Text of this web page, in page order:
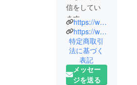
信をしてい
ます。
https://www.youtube.com/channel/UCHyRBZJG3IEmggfNXwnRDeQ
https://www.facebook.com/channelgyro
特定商取引
法に基づく
表記
メッセー
ジを送る